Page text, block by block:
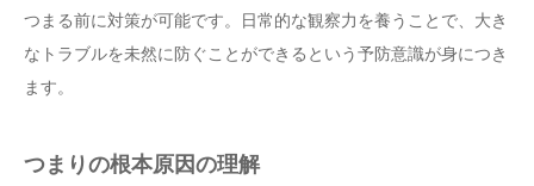
つまる前に対策が可能です。日常的な観察力を養うことで、大き
なトラブルを未然に防ぐことができるという予防意識が身につき
ます。
つまりの根本原因の理解